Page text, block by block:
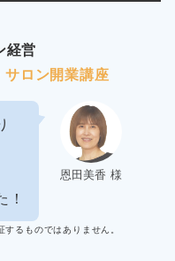
経営
ロン開業講座
恩田美香 様
！
はありません。